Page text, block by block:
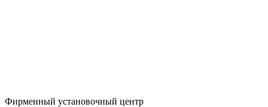
Фирменный установочный центр